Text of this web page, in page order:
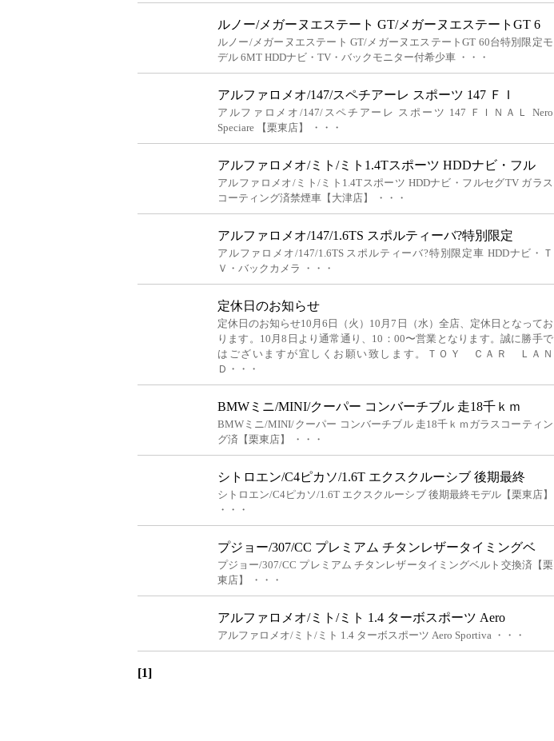
ルノー/メガーヌエステート GT/メガーヌエステートGT 6
ルノー/メガーヌエステート GT/メガーヌエステートGT 60台特別限定モ
デル 6MT HDDナビ・TV・バックモニター付希少車 ・・・
アルファロメオ/147/スペチアーレ スポーツ 147 ＦＩ
アルファロメオ/147/スペチアーレ スポーツ 147 ＦＩＮＡＬ Nero
Speciare 【栗東店】 ・・・
アルファロメオ/ミト/ミト1.4Tスポーツ HDDナビ・フル
アルファロメオ/ミト/ミト1.4Tスポーツ HDDナビ・フルセグTV ガラス
コーティング済禁煙車【大津店】 ・・・
アルファロメオ/147/1.6TS スポルティーバ?特別限定
アルファロメオ/147/1.6TS スポルティーバ?特別限定車 HDDナビ・Ｔ
Ｖ・バックカメラ ・・・
定休日のお知らせ
定休日のお知らせ10月6日（火）10月7日（水）全店、定休日となってお
ります。10月8日より通常通り、10：00〜営業となります。誠に勝手で
はございますが宜しくお願い致します。ＴＯＹ ＣＡＲ ＬＡＮ
Ｄ・・・
BMWミニ/MINI/クーパー コンバーチブル 走18千ｋｍ
BMWミニ/MINI/クーパー コンバーチブル 走18千ｋｍガラスコーティン
グ済【栗東店】 ・・・
シトロエン/C4ピカソ/1.6T エクスクルーシブ 後期最終
シトロエン/C4ピカソ/1.6T エクスクルーシブ 後期最終モデル【栗東店】
・・・
プジョー/307/CC プレミアム チタンレザータイミングベ
プジョー/307/CC プレミアム チタンレザータイミングベルト交換済【栗
東店】 ・・・
アルファロメオ/ミト/ミト 1.4 ターボスポーツ Aero
アルファロメオ/ミト/ミト 1.4 ターボスポーツ Aero Sportiva ・・・
[1]